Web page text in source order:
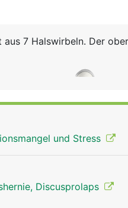
aus 7 Halswirbeln. Der
und Stress
Discusprolaps